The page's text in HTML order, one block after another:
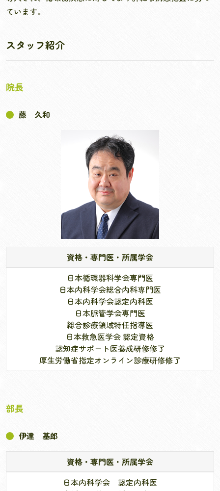
ています。
スタッフ紹介
院長
藤 久和
資格・専門医・所属学会
日本循環器科学会専門医
日本内科学会総合内科専門医
日本内科学会認定内科医
日本脈管学会専門医
総合診療領域特任指導医
日本救急医学会 認定資格
認知症サポート医養成研修修了
厚生労働省指定オンライン診療研修修了
部長
伊達 基郎
資格・専門医・所属学会
日本内科学会 認定内科医